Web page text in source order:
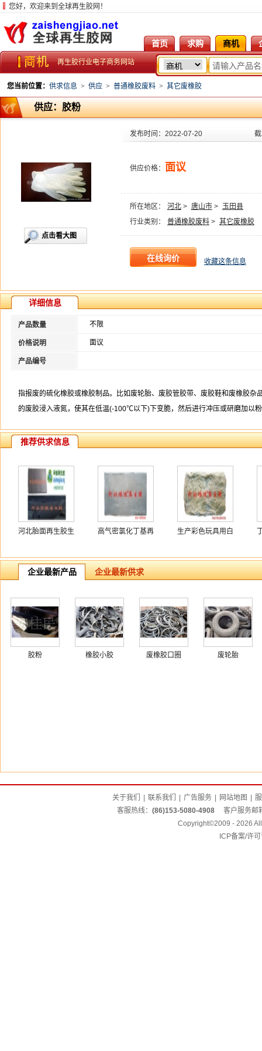
您好，欢迎来到全球再生胶网！
首页 求购 商机
再生胶行业电子商务网站
您当前位置： 供求信息 > 供应 > 普通橡胶废料 > 其它废橡胶
供应：胶粉
点击看大图
发布时间：2022-07-20
供应价格： 面议
所在地区： 河北> 唐山市> 玉田县
行业类别：
普通橡胶废料> 其它废橡胶
收藏这条信息
详细信息
产品数量 不限
价格说明 面议
产品编号
指报废的硫化橡胶或橡胶制品。比如废轮胎、废胶管胶带、废胶鞋和废橡胶
的废胶浸入液氮，使其在低温(-100℃以下)下变脆，然后进行冲压或研磨加以
推荐供求信息
河北胎面再生胶生
高气密氯化丁基再
生产彩色玩具用白
企业最新产品 企业最新供求
胶粉 橡胶小胶 废橡胶口圈 废轮胎
关于我们 联系我们 广告服务 网站地图
客服热线： (86)153-5080-4908
客户服务邮
Copyright©2009 - 2026
ICP备案/许